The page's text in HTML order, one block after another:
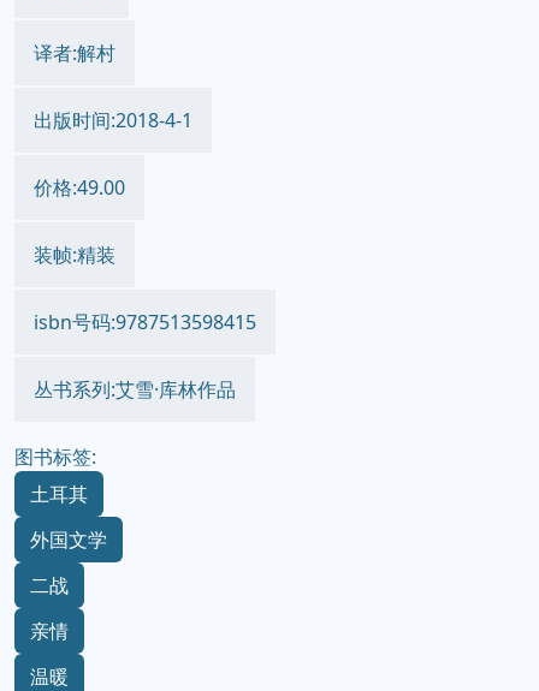
译者:解村
出版时间:2018-4-1
价格:49.00
装帧:精装
isbn号码:9787513598415
丛书系列:艾雪·库林作品
图书标签:
土耳其
外国文学
二战
亲情
温暖